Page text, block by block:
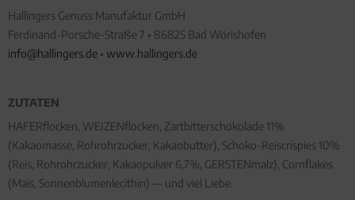
Hallingers Genuss Manufaktur GmbH
Ferdinand-Porsche-Straße 7 • 86825 Bad Wörishofen
info@hallingers.de • www.hallingers.de
ZUTATEN
HAFERflocken, WEIZENflocken, Zartbitterschokolade 11%
(Kakaomasse, Rohrohrzucker, Kakaobutter), Schoko-Reiscrispies 10%
(Reis, Rohrohrzucker, Kakaopulver 6,7%, GERSTENmalz), Cornflakes
(Mais, Sonnenblumenlecithin) — und viel Liebe.